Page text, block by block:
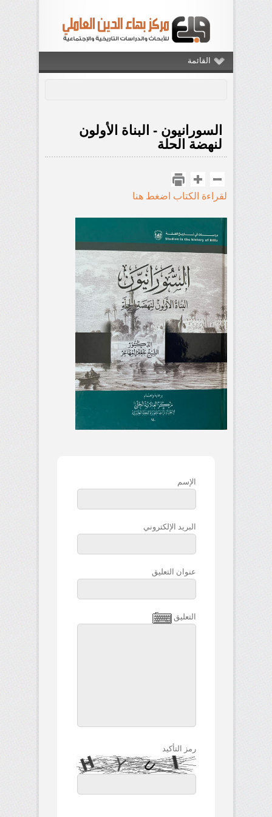
القائمة
السورانيون - البناة الأولون
لنهضة الحلة
لقراءة الكتاب اضغط هنا
الإسم
البريد الإلكتروني
عنوان التعليق
التعليق
رمز التأكيد